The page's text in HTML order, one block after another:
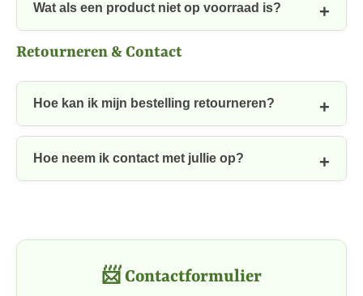
Wat als een product niet op voorraad is?
Retourneren & Contact
Hoe kan ik mijn bestelling retourneren?
Hoe neem ik contact met jullie op?
📨 Contactformulier